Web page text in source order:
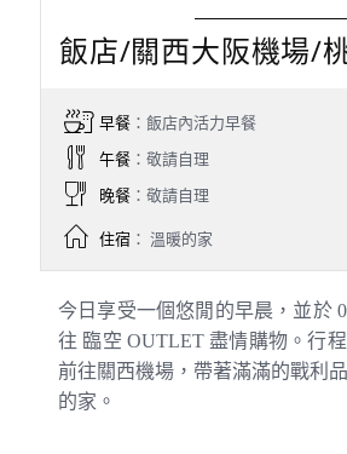
飯店/關西大阪機場/
早餐：飯店內活力早餐
午餐：敬請自理
晚餐：敬請自理
住宿： 溫暖的家
今日享受一個悠閒的早晨，並於
往 臨空 OUTLET 盡情購物。行
前往關西機場，帶著滿滿的戰利
的家。